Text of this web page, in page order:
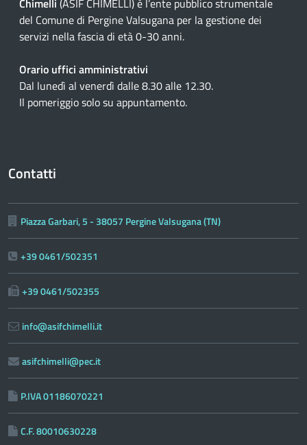
Chimelli (ASIF CHIMELLI) è l’ente pubblico strumentale
del Comune di Pergine Valsugana per la gestione dei
servizi nella fascia di età 0-30 anni.
Orario uffici amministrativi
Dal lunedì al venerdì dalle 8.30 alle 12.30.
Il pomeriggio solo su appuntamento.
Contatti
Piazza Garbari, 5 - 38057 Pergine Valsugana (TN)
+39 0461/502351
+39 0461/502355
info@asifchimelli.it
asifchimelli@pec.it
P.IVA 01186070221
C.F. 80010630228